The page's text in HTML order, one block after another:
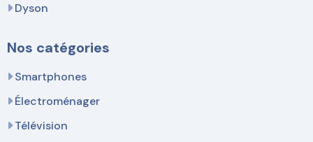
Dyson
Nos catégories
Smartphones
Électroménager
Télévision